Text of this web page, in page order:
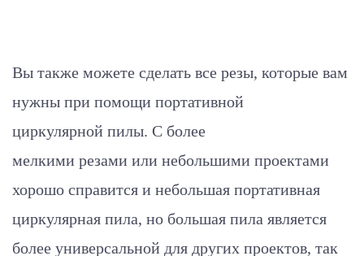
Вы также можете сделать все резы, которые вам
нужны при помощи портативной
циркулярной пилы. С более
мелкими резами или небольшими проектами
хорошо справится и небольшая портативная
циркулярная пила, но большая пила является
более универсальной для других проектов, так